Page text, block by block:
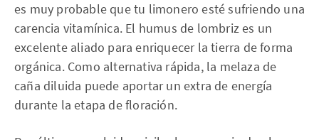
es muy probable que tu limonero esté sufriendo una
carencia vitamínica. El humus de lombriz es un
excelente aliado para enriquecer la tierra de forma
orgánica. Como alternativa rápida, la melaza de
caña diluida puede aportar un extra de energía
durante la etapa de floración.